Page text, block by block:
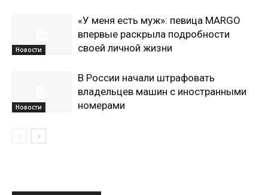
Новости
«У меня есть муж»: певица MARGO
впервые раскрыла подробности
своей личной жизни
Новости
В России начали штрафовать
владельцев машин с иностранными
номерами